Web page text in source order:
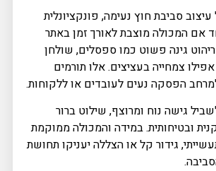
סביבת חוץ נעימה, פונקציונלית
אם המכולה מוצבת לאורך זמן באתר
ריהוט גינה פשוט כמו ספסלים, שולחן
צמחייה בעציצים. אלו תורמים
הפסקה נעים לעובדים או ללקוחות.
גישה נוח ומרוצף, שילוט ברור
ובטיחותית. במידה והמכולה ממוקמת
גידור קל או הצללה יעניקו תחושת